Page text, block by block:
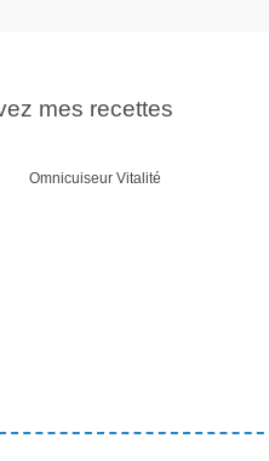
mes recettes
Omnicuiseur Vitalité